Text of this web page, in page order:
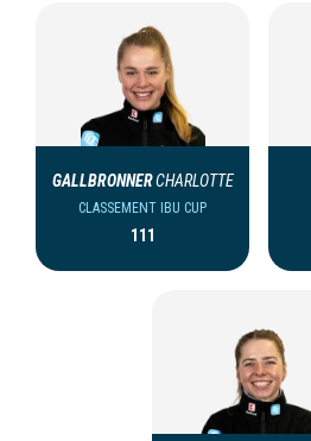
GALLBRONNERCHARLOTTE
CLASSEMENT IBU CUP
111